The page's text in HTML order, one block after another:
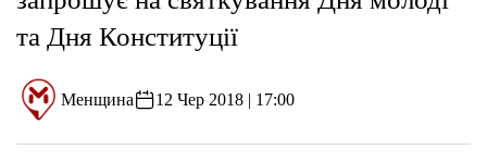
та Дня Конституції
Менщина 12 Чер 2018 | 17:00